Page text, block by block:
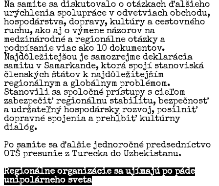
Na samite sa diskutovalo o otázkach ďalšieho
urýchlenia spolupráce v odvetviach obchodu,
hospodárstva, dopravy, kultúry a cestovného
ruchu, ako aj o výmene názorov na
medzinárodné a regionálne otázky a
podpísanie viac ako 10 dokumentov.
Najdôležitejšou je samozrejme deklarácia
samitu v Samarkande, ktorá spojí stanoviská
členských štátov k najdôležitejším
regionálnym a globálnym problémom.
Stanovili sa spoločné prístupy s cieľom
zabezpečiť regionálnu stabilitu, bezpečnosť
a udržateľný hospodársky rozvoj, posilniť
dopravné spojenia a prehĺbiť kultúrny
dialóg.
Po samite sa ďalšie jednoročné predsedníctvo
OTŠ presunie z Turecka do Uzbekistanu.
Regionálne organizácie sa ujímajú po páde
unipolárneho sveta